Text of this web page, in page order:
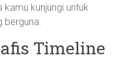
kunjungi untuk
berguna.
Timeline